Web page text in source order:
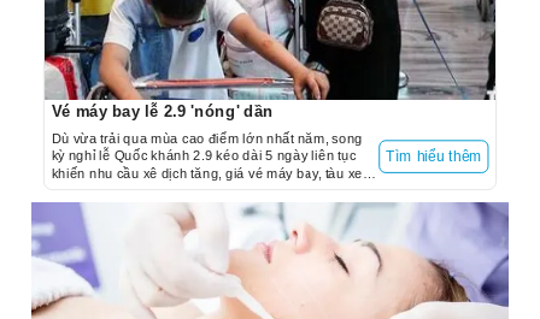
Vé máy bay lễ 2.9 'nóng' dần
Dù vừa trải qua mùa cao điểm lớn nhất năm, song
kỳ nghỉ lễ Quốc khánh 2.9 kéo dài 5 ngày liên tục
khiến nhu cầu xê dịch tăng, giá vé máy bay, tàu xe
cũng "nóng" dần.
Tìm hiểu thêm